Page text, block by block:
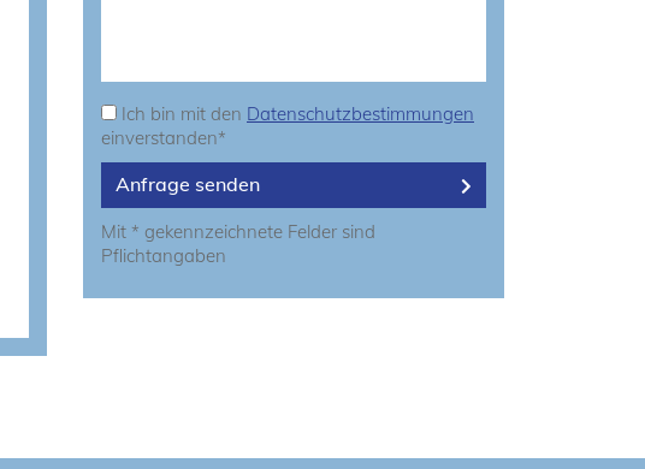
Ich bin mit den Datenschutzbestimmungen
einverstanden*
Anfrage senden
Mit * gekennzeichnete Felder sind
Pflichtangaben